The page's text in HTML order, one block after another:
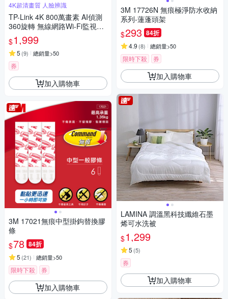
4K超清畫質 人臉辨識
TP-Link 4K 800萬畫素 AI偵測
360旋轉 無線網路Wi-Fi監視器
IPCAM(支援512G/寵物/嬰兒/長
輩/Tapo C260)
$1,999
5 (9) 總銷量>50
券
加入購物車
3M 17021無痕中型掛鉤替換膠
條
$78 84折
5 (21) 總銷量>50
限時下殺 券
加入購物車
3M 17726N 無痕極淨防水收納
系列-蓮蓬頭架
$293 84折
4.9 (8) 總銷量>50
限時下殺 券
加入購物車
LAMINA 調溫黑科技纖維石墨
烯可水洗被
$1,299
5 (5)
券
加入購物車